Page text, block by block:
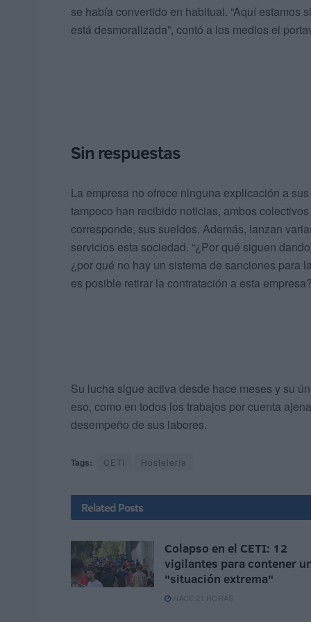
se había convertido en habitual. “Aquí estamos
está desmoralizada”, contó a los medios el
Sin respuestas
La empresa no ofrece ninguna explicación a
tampoco han recibido noticias, ambos
corresponde, sus sueldos. Además, lanzan
servicios esta sociedad. “¿Por qué siguen
¿por qué no hay un sistema de sanciones para
es posible retirar la contratación a esta
Su lucha sigue activa desde hace meses y su
eso, como en todos los trabajos por cuenta
desempeño de sus labores.
Tags: CETI Hostelería
Related Posts
Colapso en el CETI: 12
vigilantes para contener
"situación extrema"
HACE 21 HORAS